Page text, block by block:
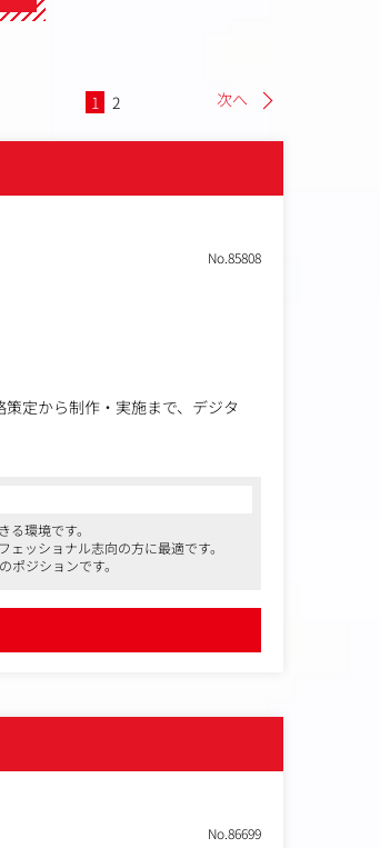
1 2 次へ
No.85808
定から制作・実施まで、デジタ
ライン・オフライン問わず、総合
て頂く事を想定しております。
環境です。
ッショナル志向の方に最適です。
ジションです。
No.86699